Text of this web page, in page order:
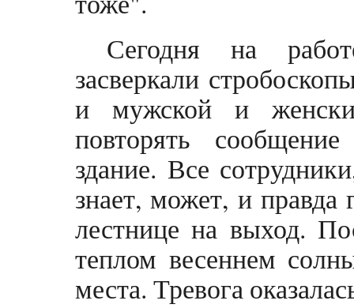
Сегодня на
засверкали
и мужской и
повторять
здание. Все
знает, может, и правда
лестнице на выход.
теплом весеннем
места. Тревога